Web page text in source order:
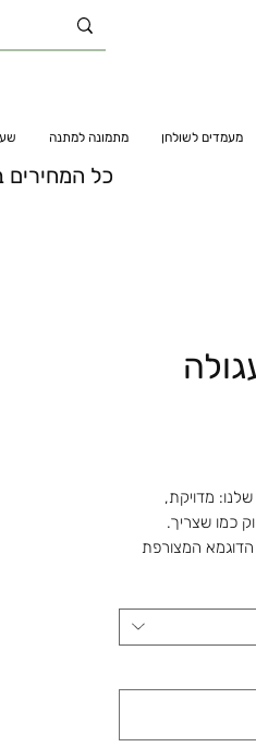
מעמדים לשולחן מתמונה למתנה
כל
מדויקת,
כמו שצריך.
המצורפת
לפני הכנה